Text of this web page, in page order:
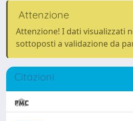
Attenzione
Attenzione! I dati visualizzati
sottoposti a validazione da
Citazioni